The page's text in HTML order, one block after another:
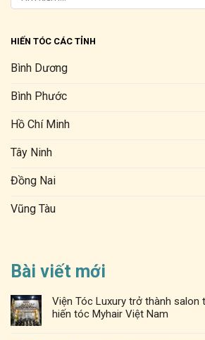
HIẾN TÓC CÁC TỈNH
Bình Dương
Bình Phước
Hồ Chí Minh
Tây Ninh
Đồng Nai
Vũng Tàu
Bài viết mới
Viện Tóc Luxury trở thành salon
hiến tóc Myhair Việt Nam